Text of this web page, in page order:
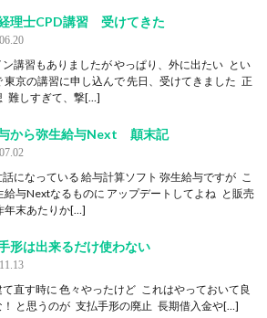
理士CPD講習 受けてきた
ン講習もありましたが やっぱり、外に出たい とい
東京の講習に申し込んで 先日、受けてきました 正
難しすぎて、撃[…]
から弥生給与Next 顛末記
話になっている 給与計算ソフト 弥生給与ですが こ
給与Nextなるものに アップデートしてよね と販売
年末あたりか[…]
形は出来るだけ使わない
直す時に 色々やったけど これはやっておいて良
！ と思うのが 支払手形の廃止 長期借入金や[…]